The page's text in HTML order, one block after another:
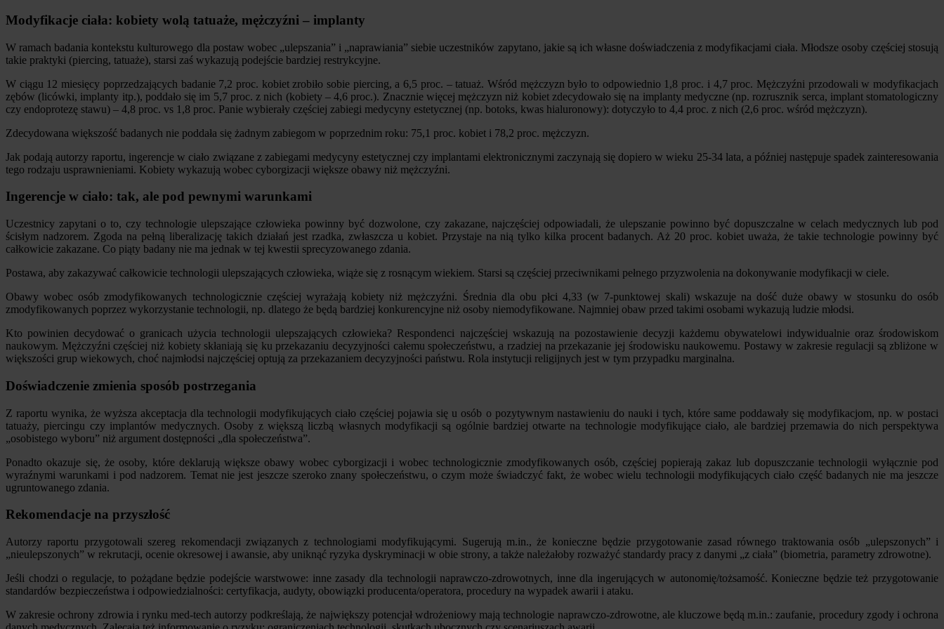
Modyfikacje ciała: kobiety wolą tatuaże, mężczyźni – implanty
W ramach badania kontekstu kulturowego dla postaw wobec „ulepszania” i „naprawiania” siebie uczestników zapytano, jakie są ich własne doświadczenia z modyfikacjami ciała. Młodsze osoby częściej stosują
takie praktyki (piercing, tatuaże), starsi zaś wykazują podejście bardziej restrykcyjne.
W ciągu 12 miesięcy poprzedzających badanie 7,2 proc. kobiet zrobiło sobie piercing, a 6,5 proc. – tatuaż. Wśród mężczyzn było to odpowiednio 1,8 proc. i 4,7 proc. Mężczyźni przodowali w modyfikacjach
zębów (licówki, implanty itp.), poddało się im 5,7 proc. z nich (kobiety – 4,6 proc.). Znacznie więcej mężczyzn niż kobiet zdecydowało się na implanty medyczne (np. rozrusznik serca, implant stomatologiczny
czy endoprotezę stawu) – 4,8 proc. vs 1,8 proc. Panie wybierały częściej zabiegi medycyny estetycznej (np. botoks, kwas hialuronowy): dotyczyło to 4,4 proc. z nich (2,6 proc. wśród mężczyzn).
Zdecydowana większość badanych nie poddała się żadnym zabiegom w poprzednim roku: 75,1 proc. kobiet i 78,2 proc. mężczyzn.
Jak podają autorzy raportu, ingerencje w ciało związane z zabiegami medycyny estetycznej czy implantami elektronicznymi zaczynają się dopiero w wieku 25-34 lata, a później następuje spadek zainteresowania
tego rodzaju usprawnieniami. Kobiety wykazują wobec cyborgizacji większe obawy niż mężczyźni.
Ingerencje w ciało: tak, ale pod pewnymi warunkami
Uczestnicy zapytani o to, czy technologie ulepszające człowieka powinny być dozwolone, czy zakazane, najczęściej odpowiadali, że ulepszanie powinno być dopuszczalne w celach medycznych lub pod
ścisłym nadzorem. Zgoda na pełną liberalizację takich działań jest rzadka, zwłaszcza u kobiet. Przystaje na nią tylko kilka procent badanych. Aż 20 proc. kobiet uważa, że takie technologie powinny być
całkowicie zakazane. Co piąty badany nie ma jednak w tej kwestii sprecyzowanego zdania.
Postawa, aby zakazywać całkowicie technologii ulepszających człowieka, wiąże się z rosnącym wiekiem. Starsi są częściej przeciwnikami pełnego przyzwolenia na dokonywanie modyfikacji w ciele.
Obawy wobec osób zmodyfikowanych technologicznie częściej wyrażają kobiety niż mężczyźni. Średnia dla obu płci 4,33 (w 7-punktowej skali) wskazuje na dość duże obawy w stosunku do osób
zmodyfikowanych poprzez wykorzystanie technologii, np. dlatego że będą bardziej konkurencyjne niż osoby niemodyfikowane. Najmniej obaw przed takimi osobami wykazują ludzie młodsi.
Kto powinien decydować o granicach użycia technologii ulepszających człowieka? Respondenci najczęściej wskazują na pozostawienie decyzji każdemu obywatelowi indywidualnie oraz środowiskom
naukowym. Mężczyźni częściej niż kobiety skłaniają się ku przekazaniu decyzyjności całemu społeczeństwu, a rzadziej na przekazanie jej środowisku naukowemu. Postawy w zakresie regulacji są zbliżone w
większości grup wiekowych, choć najmłodsi najczęściej optują za przekazaniem decyzyjności państwu. Rola instytucji religijnych jest w tym przypadku marginalna.
Doświadczenie zmienia sposób postrzegania
Z raportu wynika, że wyższa akceptacja dla technologii modyfikujących ciało częściej pojawia się u osób o pozytywnym nastawieniu do nauki i tych, które same poddawały się modyfikacjom, np. w postaci
tatuaży, piercingu czy implantów medycznych. Osoby z większą liczbą własnych modyfikacji są ogólnie bardziej otwarte na technologie modyfikujące ciało, ale bardziej przemawia do nich perspektywa
„osobistego wyboru” niż argument dostępności „dla społeczeństwa”.
Ponadto okazuje się, że osoby, które deklarują większe obawy wobec cyborgizacji i wobec technologicznie zmodyfikowanych osób, częściej popierają zakaz lub dopuszczanie technologii wyłącznie pod
wyraźnymi warunkami i pod nadzorem. Temat nie jest jeszcze szeroko znany społeczeństwu, o czym może świadczyć fakt, że wobec wielu technologii modyfikujących ciało część badanych nie ma jeszcze
ugruntowanego zdania.
Rekomendacje na przyszłość
Autorzy raportu przygotowali szereg rekomendacji związanych z technologiami modyfikującymi. Sugerują m.in., że konieczne będzie przygotowanie zasad równego traktowania osób „ulepszonych” i
„nieulepszonych” w rekrutacji, ocenie okresowej i awansie, aby uniknąć ryzyka dyskryminacji w obie strony, a także należałoby rozważyć standardy pracy z danymi „z ciała” (biometria, parametry zdrowotne).
Jeśli chodzi o regulacje, to pożądane będzie podejście warstwowe: inne zasady dla technologii naprawczo-zdrowotnych, inne dla ingerujących w autonomię/tożsamość. Konieczne będzie też przygotowanie
standardów bezpieczeństwa i odpowiedzialności: certyfikacja, audyty, obowiązki producenta/operatora, procedury na wypadek awarii i ataku.
W zakresie ochrony zdrowia i rynku med-tech autorzy podkreślają, że największy potencjał wdrożeniowy mają technologie naprawczo-zdrowotne, ale kluczowe będą m.in.: zaufanie, procedury zgody i ochrona